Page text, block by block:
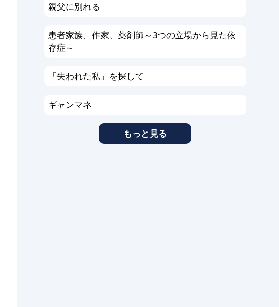
親父に別れる
患者家族、作家、薬剤師～3つの立場から見た依
存症～
「失われた私」を探して
ギャンマネ
もっと見る